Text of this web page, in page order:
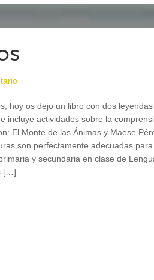
hoy os dejo un libro con dos
incluye actividades sobre la
El Monte de las Ánimas y Maese
son perfectamente adecuadas
y secundaria en clase de
[…]